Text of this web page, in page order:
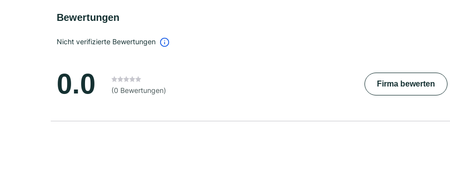
Bewertungen
Nicht verifizierte Bewertungen
0.0 (0 Bewertungen)
Firma bewerten